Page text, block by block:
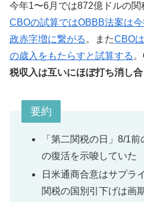
今年1〜6月では872億ドルの関
CBOの試算ではOBBB法案は
政赤字増に繋がる。またCBO
の歳入をもたらすと試算する。
税収入は互いにほぼ打ち消し合
要約
「第二関税の日」8/1
の復活を示唆していた
日米通商合意はサプラ
関税の国別引下げは画